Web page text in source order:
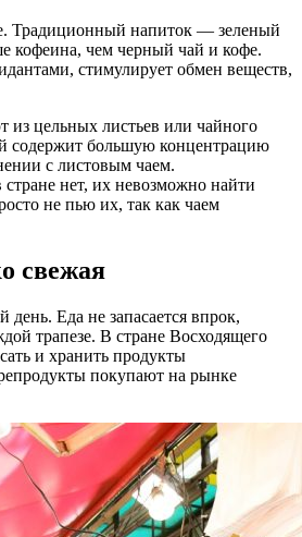
Традиционный напиток — зеленый
кофеина, чем черный чай и кофе.
стимулирует обмен веществ,
из цельных листьев или чайного
содержит большую концентрацию
с листовым чаем.
нет, их невозможно найти
не пью их, так как чаем
свежая
Еда не запасается впрок,
трапезе. В стране Восходящего
и хранить продукты
покупают на рынке